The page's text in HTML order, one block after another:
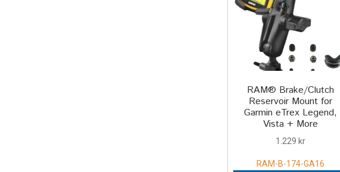
RAM® Brake/Clutch
Reservoir Mount for
Garmin eTrex Legend,
Vista + More
1.229 kr
RAM-B-174-GA16